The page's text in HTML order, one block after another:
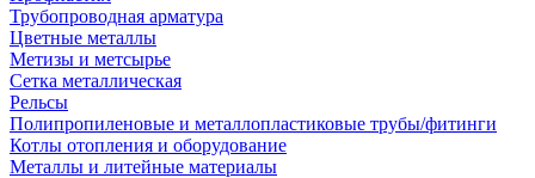
Трубопроводная арматура
Цветные металлы
Метизы и метсырье
Сетка металлическая
Рельсы
Полипропиленовые и металлопластиковые трубы/фитинги
Котлы отопления и оборудование
Металлы и литейные материалы